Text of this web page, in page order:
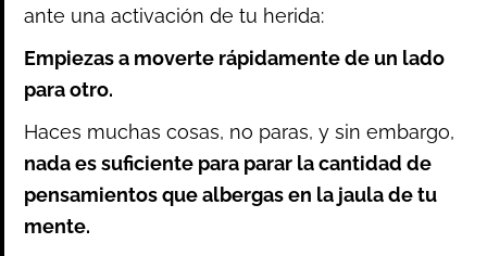
ante una activación de tu herida:
Empiezas a moverte rápidamente de un lado
para otro.
Haces muchas cosas, no paras, y sin embargo,
nada es suficiente para parar la cantidad de
pensamientos que albergas en la jaula de tu
mente.